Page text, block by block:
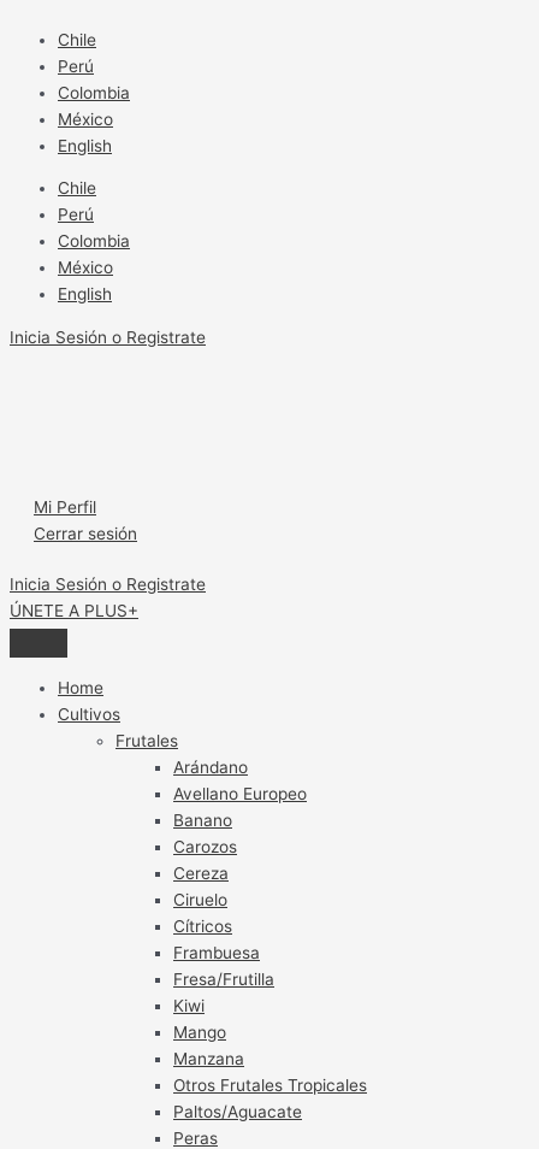
contenido
Chile
Perú
Colombia
México
English
Chile
Perú
Colombia
México
English
Inicia Sesión o Registrate
Mi Perfil
Cerrar sesión
Inicia Sesión o Registrate
ÚNETE A PLUS+
Home
Cultivos
Frutales
Arándano
Avellano Europeo
Banano
Carozos
Cereza
Ciruelo
Cítricos
Frambuesa
Fresa/Frutilla
Kiwi
Mango
Manzana
Otros Frutales Tropicales
Paltos/Aguacate
Peras